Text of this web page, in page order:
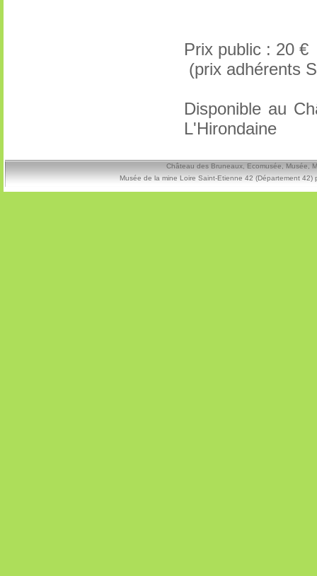
Prix public : 20
(prix adhérents
Disponible au
L'Hirondaine
Château des Bruneaux, Ecomusée, Musée,
Musée de la mine Loire Saint-Etienne 42 (Département